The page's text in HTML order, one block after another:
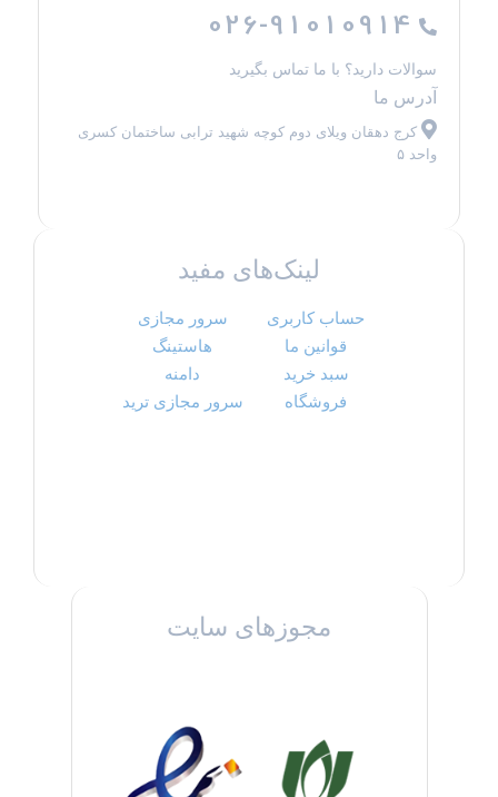
026-91010914
سوالات دارید؟ با ما تماس بگیرید
آدرس ما
کرج دهقان ویلای دوم کوچه شهید ترابی ساختمان کسری
واحد ۵
لینک‌های مفید
حساب کاربری
قوانین ما
سبد خرید
فروشگاه
سرور مجازی
هاستینگ
دامنه
سرور مجازی ترید
مجوزهای سایت